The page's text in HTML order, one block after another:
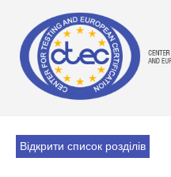
Відкрити список розділів